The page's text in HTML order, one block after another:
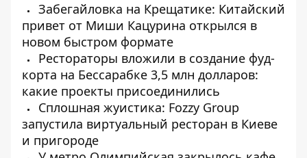
Забегайловка на Крещатике: Китайский
привет от Миши Кацурина открылся в
новом быстром формате
Рестораторы вложили в создание фуд-
корта на Бессарабке 3,5 млн долларов:
какие проекты присоединились
Сплошная жуистика: Fozzy Group
запустила виртуальный ресторан в Киеве
и пригороде